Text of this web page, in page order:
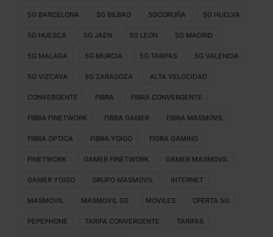
5G BARCELONA 5G BILBAO 5GCORUÑA 5G HUELVA
5G HUESCA 5G JAEN 5G LEON 5G MADRID
5G MALAGA 5G MURCIA 5G TARIFAS 5G VALENCIA
5G VIZCAYA 5G ZARAGOZA ALTA VELOCIDAD
CONVERGENTE FIBRA FIBRA CONVERGENTE
FIBRA FINETWORK FIBRA GAMER FIBRA MASMOVIL
FIBRA OPTICA FIBRA YOIGO FIGRA GAMING
FINETWORK GAMER FINETWORK GAMER MASMOVIL
GAMER YOIGO GRUPO MASMOVIL INTERNET
MASMOVIL MASMOVIL 5G MOVILES OFERTA 5G
PEPEPHONE TARIFA CONVERGENTE TARIFAS